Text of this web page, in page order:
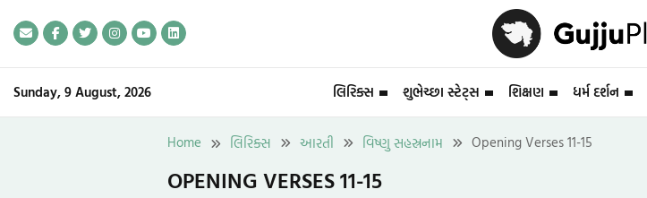
Sunday, 9 August, 2026 લિરિક્સ શુભેચ્છા સ્ટેટ્સ શિક્ષણ ધર્મ દર્શન
Home લિરિક્સ આરતી વિષ્ણુ સહસ્રનામ Opening Verses 11-15
OPENING VERSES 11-15